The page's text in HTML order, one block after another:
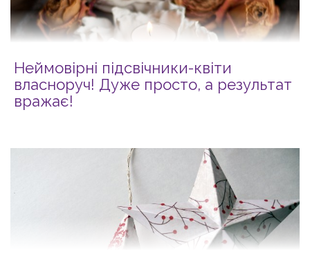
Неймовірні підсвічники-квіти
власноруч! Дуже просто, а результат
вражає!